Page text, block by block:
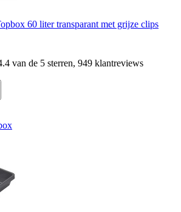
60 liter transparant met grijze clips
van de 5 sterren, 949 klantreviews